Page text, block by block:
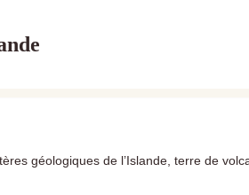
géologiques de l’Islande, terre de